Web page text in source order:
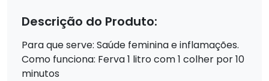
Descrição do Produto:
Para que serve: Saúde feminina e inflamações.
Como funciona: Ferva 1 litro com 1 colher por 10
minutos